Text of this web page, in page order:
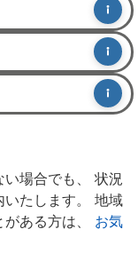
い場合でも、 状況
いたします。 地域
ある方は、 お気